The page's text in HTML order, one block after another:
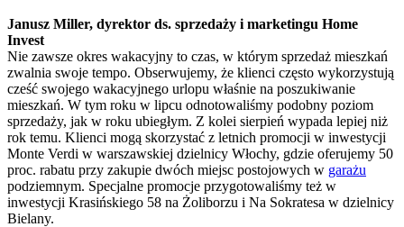
Janusz Miller, dyrektor ds. sprzedaży i marketingu Home
Invest
Nie zawsze okres wakacyjny to czas, w którym sprzedaż mieszkań
zwalnia swoje tempo. Obserwujemy, że klienci często wykorzystują
cześć swojego wakacyjnego urlopu właśnie na poszukiwanie
mieszkań. W tym roku w lipcu odnotowaliśmy podobny poziom
sprzedaży, jak w roku ubiegłym. Z kolei sierpień wypada lepiej niż
rok temu. Klienci mogą skorzystać z letnich promocji w inwestycji
Monte Verdi w warszawskiej dzielnicy Włochy, gdzie oferujemy 50
proc. rabatu przy zakupie dwóch miejsc postojowych w garażu
podziemnym. Specjalne promocje przygotowaliśmy też w
inwestycji Krasińskiego 58 na Żoliborzu i Na Sokratesa w dzielnicy
Bielany.